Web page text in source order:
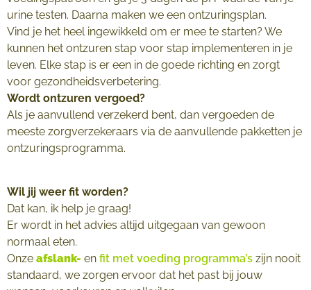
urine testen. Daarna maken we een ontzuringsplan.
Vind je het heel ingewikkeld om er mee te starten? We
kunnen het ontzuren stap voor stap implementeren in je
leven. Elke stap is er een in de goede richting en zorgt
voor gezondheidsverbetering.
Wordt ontzuren vergoed?
Als je aanvullend verzekerd bent, dan vergoeden de
meeste zorgverzekeraars via de aanvullende pakketten je
ontzuringsprogramma.
Wil jij weer fit worden?
Dat kan, ik help je graag!
Er wordt in het advies altijd uitgegaan van gewoon
normaal eten.
Onze afslank- en fit met voeding programma’s zijn nooit
standaard, we zorgen ervoor dat het past bij jouw